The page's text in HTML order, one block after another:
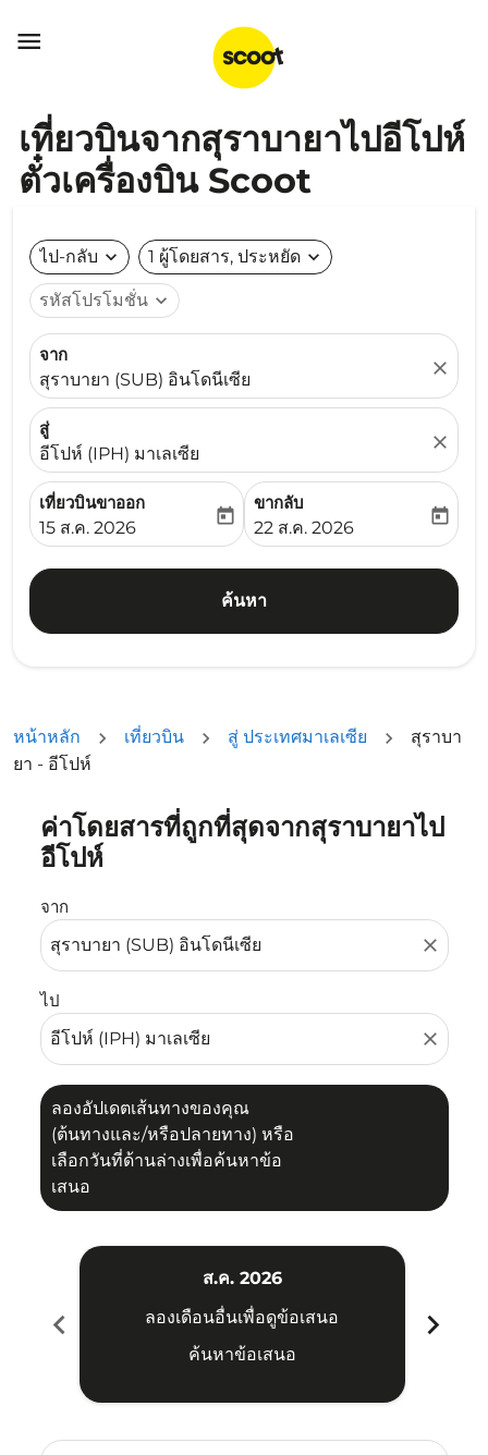

เที่ยวบินจากสุราบายาไปอีโปห์
ตั๋วเครื่องบิน Scoot
ไป-กลับ expand_more 1 ผู้โดยสาร, ประหยัด expand_more
รหัสโปรโมชั่น expand_more
จาก
สุราบายา (SUB) อินโดนีเซีย
close
สู่
อีโปห์ (IPH) มาเลเซีย
close
เที่ยวบินขาออก
fc-booking-departure-date-aria-label
15 ส.ค. 2026
today
ขากลับ
fc-booking-return-date-
22 ส.ค. 2026
today
ค้นหา
หน้าหลัก เที่ยวบิน สู่ ประเทศมาเลเซีย
สุราบา
ยา - อีโปห์
ค่าโดยสารที่ถูกที่สุดจากสุราบายาไป
อีโปห์
จาก
close
ไป
close
ลองอัปเดตเส้นทางของคุณ
(ต้นทางและ/หรือปลายทาง) หรือ
เลือกวันที่ด้านล่างเพื่อค้นหาข้อ
เสนอ
ลองอัปเดตเส้นทางของคุณ (ต้นทางและ/หรือปลายทาง) หรื
chevron_left
ส.ค. 2026
ลองเดือนอื่นเพื่อดูข้อเสนอ
ค้นหาข้อเสนอ
chevron_right